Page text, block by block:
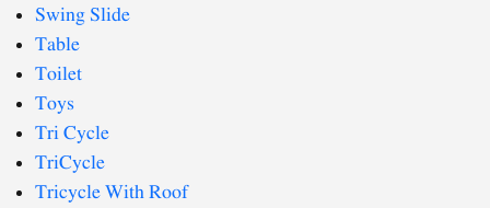
Swing Slide
Table
Toilet
Toys
Tri Cycle
TriCycle
Tricycle With Roof